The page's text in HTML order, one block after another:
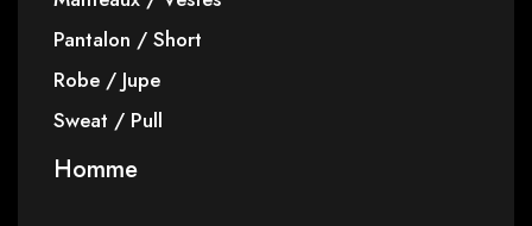
Pantalon / Short
Robe / Jupe
Sweat / Pull
Homme